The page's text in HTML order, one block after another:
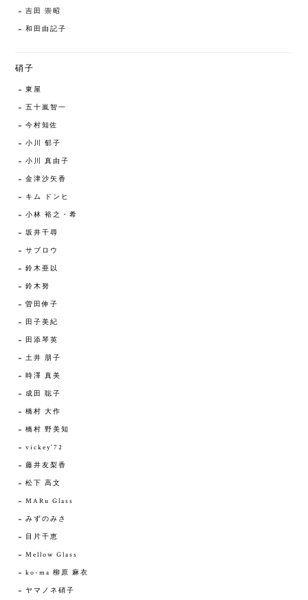
吉田 崇昭
和田由記子
硝子
東屋
五十嵐智一
今村知佐
小川 郁子
小川 真由子
金津沙矢香
キム ドンヒ
小林 裕之・希
坂井千尋
サブロウ
鈴木亜以
鈴木努
曽田伸子
田子美紀
田添琴英
土井 朋子
時澤 真美
成田 聡子
橋村 大作
橋村 野美知
vickey'72
藤井友梨香
松下 高文
MARu Glass
みずのみさ
目片千恵
Mellow Glass
ko-ma 柳原 麻衣
ヤマノネ硝子